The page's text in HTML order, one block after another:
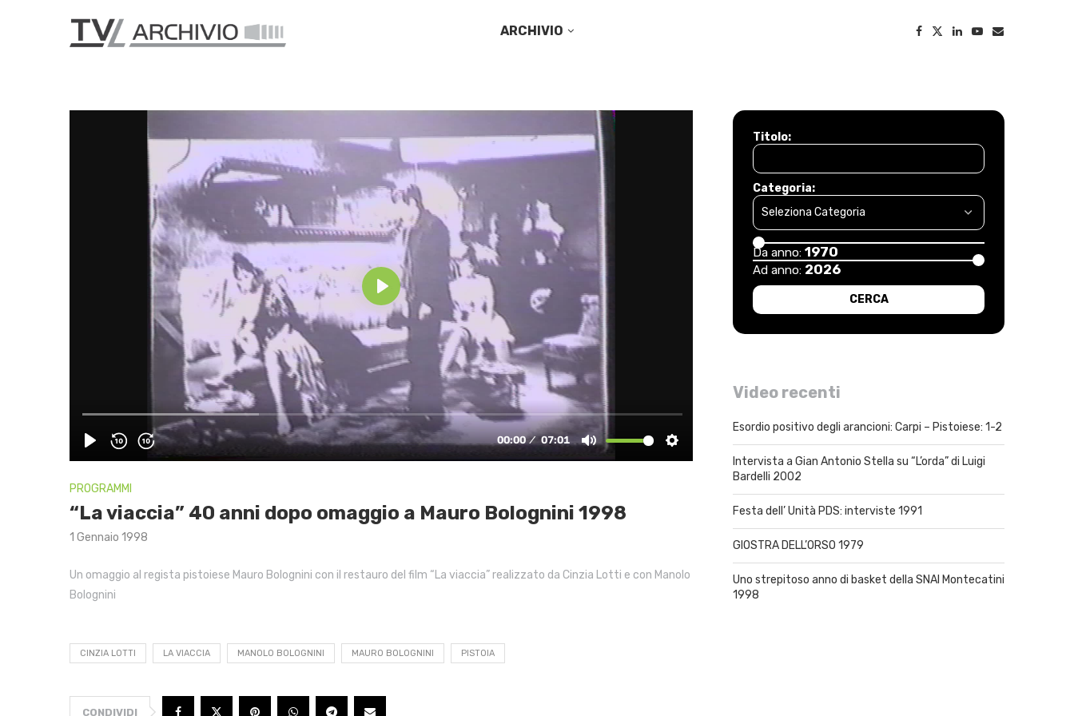
ARCHIVIO
PROGRAMMI
“La viaccia” 40 anni dopo omaggio a Mauro Bolognini 1998
1 Gennaio 1998
Un omaggio al regista pistoiese Mauro Bolognini con il restauro del film “La viaccia” realizzato da Cinzia Lotti e con Manolo
Bolognini
CINZIA LOTTI LA VIACCIA MANOLO BOLOGNINI MAURO BOLOGNINI PISTOIA
CONDIVIDI
Titolo:
Categoria:
Da anno: 1970
Ad anno: 2026
Video recenti
Esordio positivo degli arancioni: Carpi – Pistoiese: 1-2
Intervista a Gian Antonio Stella su “L’orda” di Luigi
Bardelli 2002
Festa dell’ Unità PDS: interviste 1991
GIOSTRA DELL’ORSO 1979
Uno strepitoso anno di basket della SNAI Montecatini
1998